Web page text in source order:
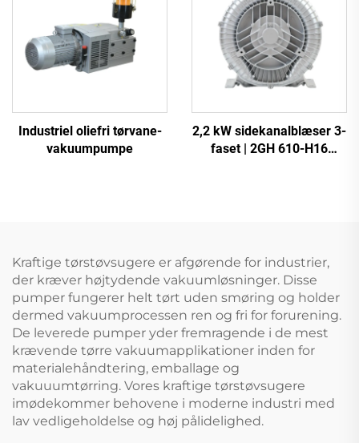
Industriel oliefri tørvane-
vakuumpumpe
2,2 kW sidekanalblæser 3-
faset | 2GH 610-H16
Kraftige tørstøvsugere er afgørende for industrier,
der kræver højtydende vakuumløsninger. Disse
pumper fungerer helt tørt uden smøring og holder
dermed vakuumprocessen ren og fri for forurening.
De leverede pumper yder fremragende i de mest
krævende tørre vakuumapplikationer inden for
materialehåndtering, emballage og
vakuuumtørring. Vores kraftige tørstøvsugere
imødekommer behovene i moderne industri med
lav vedligeholdelse og høj pålidelighed.